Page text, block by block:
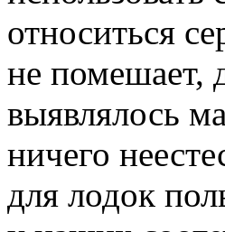
относиться
не помешает,
выявлялось
ничего
для лодок